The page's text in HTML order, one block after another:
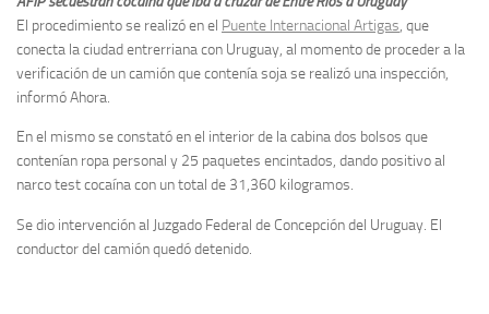
El procedimiento se realizó en el Puente Internacional Artigas, que
conecta la ciudad entrerriana con Uruguay, al momento de proceder a la
verificación de un camión que contenía soja se realizó una inspección,
informó Ahora.
En el mismo se constató en el interior de la cabina dos bolsos que
contenían ropa personal y 25 paquetes encintados, dando positivo al
narco test cocaína con un total de 31,360 kilogramos.
Se dio intervención al Juzgado Federal de Concepción del Uruguay. El
conductor del camión quedó detenido.